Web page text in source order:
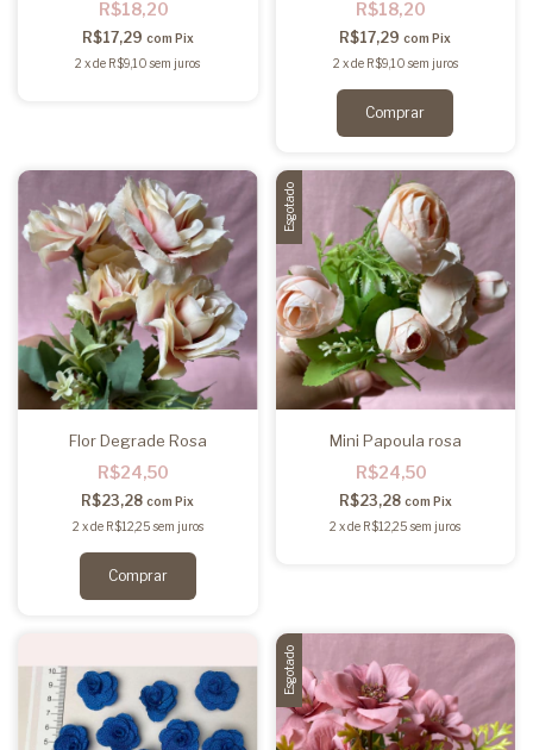
R$18,20
R$17,29 com Pix
2 xde R$9,10 sem juros
R$18,20
R$17,29com Pix
2 xde R$9,10 sem juros
Flor Degrade Rosa
R$24,50
R$23,28com Pix
2 xde R$12,25 sem juros
Esgotado
Mini Papoula rosa
R$24,50
R$23,28 com Pix
2 xde R$12,25 sem juros
Esgotado